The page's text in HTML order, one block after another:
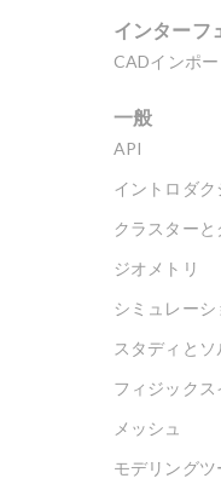
インターフ
CADインポ
一般
API
イントロダク
クラスター
ジオメトリ
シミュレーシ
スタディとソ
フィジック
メッシュ
モデリング